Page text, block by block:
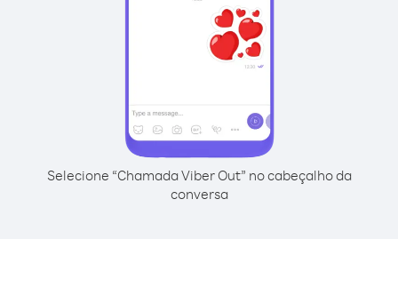
Selecione “Chamada Viber Out” no cabeçalho da
conversa